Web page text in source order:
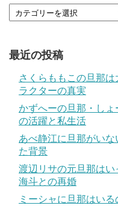
最近の投稿
さくらももこの旦那
ラクターの真実
かずへーの旦那・し
の活躍と私生活
あべ静江に旦那がい
た背景
渡辺リサの元旦那は
海斗との再婚
ミーシャに旦那はい